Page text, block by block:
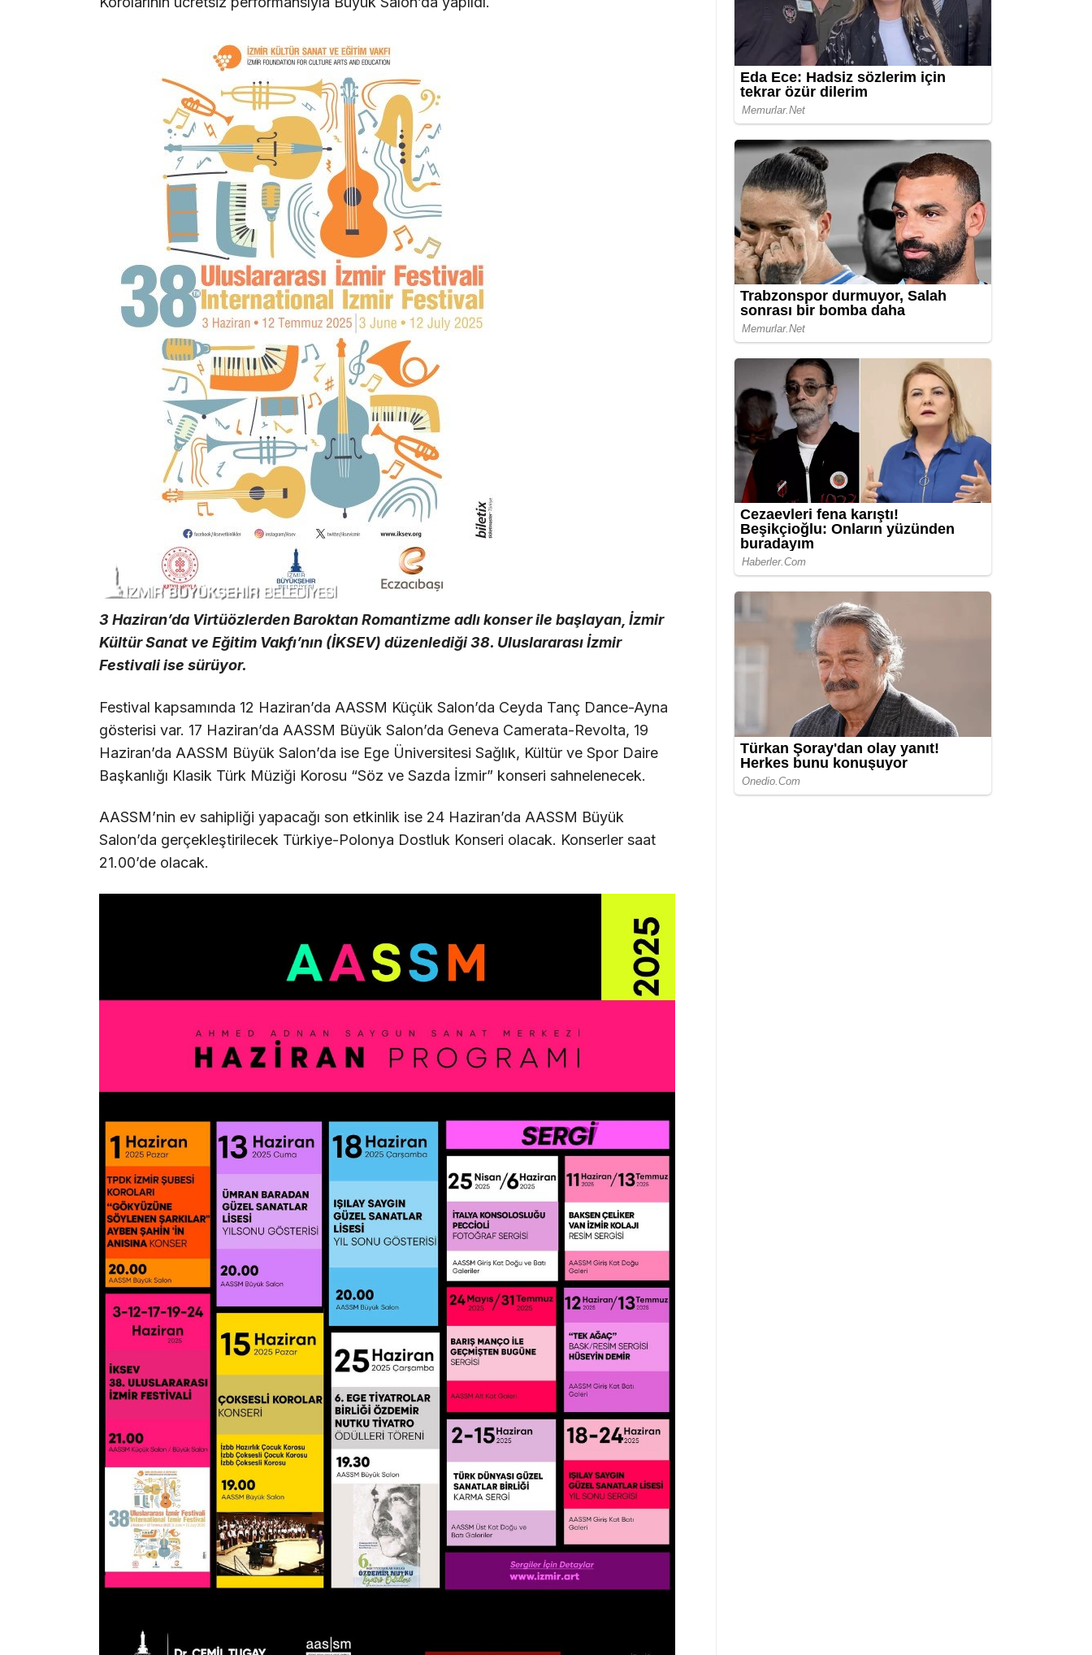
3 Haziran’da Virtüözlerden Baroktan Romantizme adlı konser ile başlayan, İzmir
Kültür Sanat ve Eğitim Vakfı’nın (İKSEV) düzenlediği 38. Uluslararası İzmir
Festivali ise sürüyor.
Festival kapsamında 12 Haziran’da AASSM Küçük Salon’da Ceyda Tanç Dance-Ayna
gösterisi var. 17 Haziran’da AASSM Büyük Salon’da Geneva Camerata-Revolta, 19
Haziran’da AASSM Büyük Salon’da ise Ege Üniversitesi Sağlık, Kültür ve Spor Daire
Başkanlığı Klasik Türk Müziği Korosu “Söz ve Sazda İzmir” konseri sahnelenecek.
AASSM’nin ev sahipliği yapacağı son etkinlik ise 24 Haziran’da AASSM Büyük
Salon’da gerçekleştirilecek Türkiye-Polonya Dostluk Konseri olacak. Konserler saat
21.00’de olacak.